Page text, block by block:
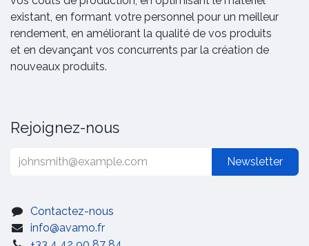
existant, en formant votre personnel pour un meilleur
rendement, en améliorant la qualité de vos produits
et en devançant vos concurrents par la création de
nouveaux produits.
Rejoignez-nous
Newsletter
Contactez-nous
info@avamo.fr